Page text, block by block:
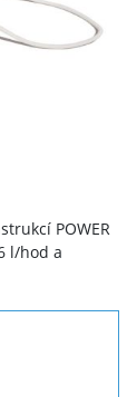
POWER
l/hod a